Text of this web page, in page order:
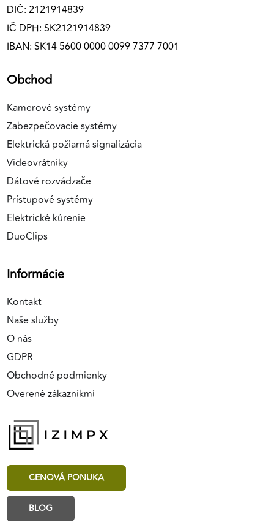
DIČ: 2121914839
IČ DPH: SK2121914839
IBAN: SK14 5600 0000 0099 7377 7001
Obchod
Kamerové systémy
Zabezpečovacie systémy
Elektrická požiarná signalizácia
Videovrátniky
Dátové rozvádzače
Prístupové systémy
Elektrické kúrenie
DuoClips
Informácie
Kontakt
Naše služby
O nás
GDPR
Obchodné podmienky
Overené zákazníkmi
CENOVÁ PONUKA
BLOG